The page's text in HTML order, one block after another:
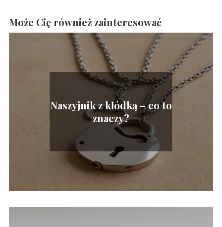
Może Cię również zainteresować
Naszyjnik z kłódką – co to
znaczy?